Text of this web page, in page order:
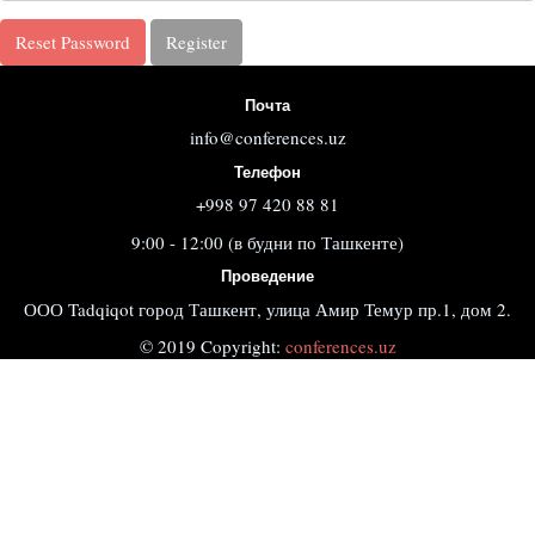
Reset Password Register
Почта
info@conferences.uz
Телефон
+998 97 420 88 81
9:00 - 12:00 (в будни по Ташкенте)
Проведение
ООО Tadqiqot город Ташкент, улица Амир Темур пр.1, дом 2.
© 2019 Copyright: conferences.uz